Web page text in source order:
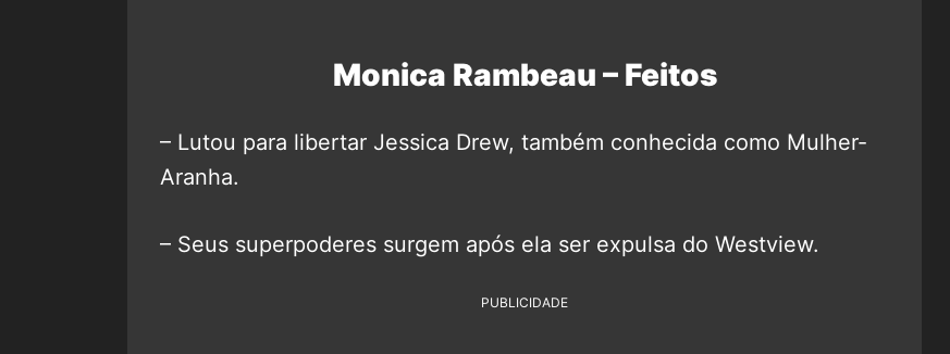
Monica Rambeau – Feitos
– Lutou para libertar Jessica Drew, também conhecida como Mulher-
Aranha.
– Seus superpoderes surgem após ela ser expulsa do Westview.
PUBLICIDADE